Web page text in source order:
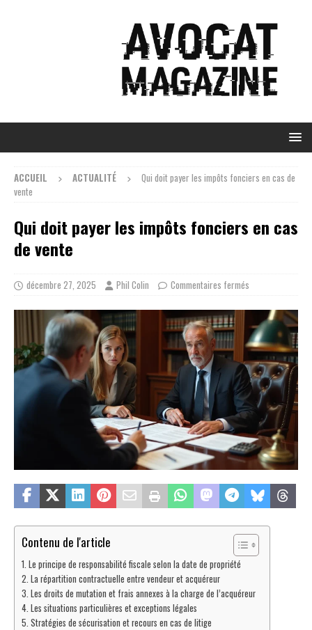
ACCUEIL ACTUALITÉ
Qui doit payer les impôts fonciers en cas de
vente
Qui doit payer les impôts fonciers en cas
de vente
décembre 27, 2025 Phil Colin Commentaires fermés
Contenu de l'article
Le principe de responsabilité fiscale selon la date de propriété
La répartition contractuelle entre vendeur et acquéreur
Les droits de mutation et frais annexes à la charge de l’acquéreur
Les situations particulières et exceptions légales
Stratégies de sécurisation et recours en cas de litige